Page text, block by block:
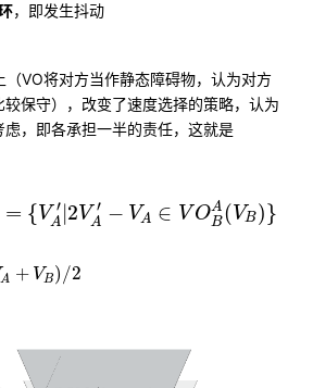
，即发生抖动
（VO将对方当作静态障碍物，认为对方
保守），改变了速度选择的策略，认为
，即各承担一半的责任，这就是
= {V ′
A |2V ′
A − VA ∈ V OA
B(VB)}
{VA′|2VA VA VOB A(V B)
A + VB) /2
A + VB / 2